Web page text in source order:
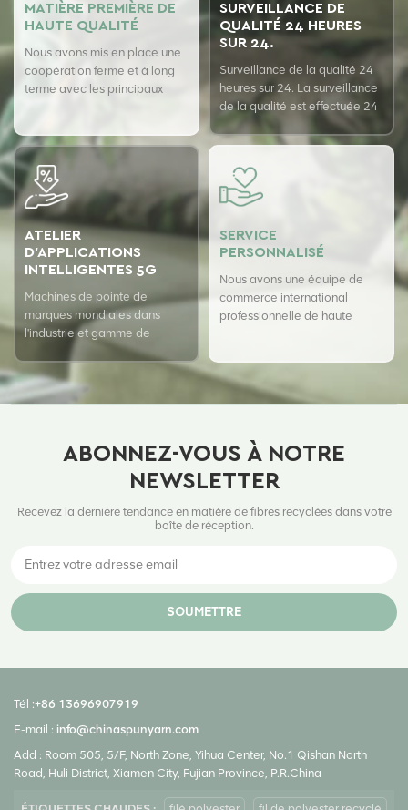
MATIÈRE PREMIÈRE DE
HAUTE QUALITÉ
Nous avons mis en place une
coopération ferme et à long
terme avec les principaux
de nos produits.
SURVEILLANCE DE
QUALITÉ 24 HEURES
SUR 24.
Surveillance de la qualité 24
heures sur 24. La surveillance
de la qualité est effectuée 24
heures sur 24 avec le système
d'assurance qualité USTER
notre qualité.
ATELIER
D'APPLICATIONS
INTELLIGENTES 5G
Machines de pointe de
marques mondiales dans
l'industrie et gamme de
produits entièrement
SERVICE
PERSONNALISÉ
Nous avons une équipe de
commerce international
professionnelle de haute
ABONNEZ-VOUS À NOTRE
NEWSLETTER
Recevez la dernière tendance en matière de fibres recyclées dans votre
boîte de réception.
SOUMETTRE
Tél :+86 13696907919
E-mail : info@chinaspunyarn.com
Add : Room 505, 5/F, North Zone, Yihua Center, No.1 Qishan North
Road, Huli District, Xiamen City, Fujian Province, P.R.China